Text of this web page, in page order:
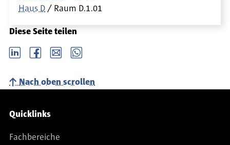
Haus D
Raum D.1.01
Diese Seite teilen
LinkedIn Facebook email Whatsapp
Nach oben scrollen
Service-Navigation
Quicklinks
Fachbereiche